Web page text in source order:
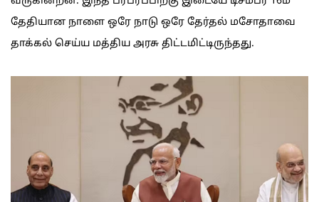
தேதியான நாளை ஒரே நாடு ஒரே தேர்தல் மசோதாவை
தாக்கல் செய்ய மத்திய அரசு திட்டமிட்டிருந்தது.